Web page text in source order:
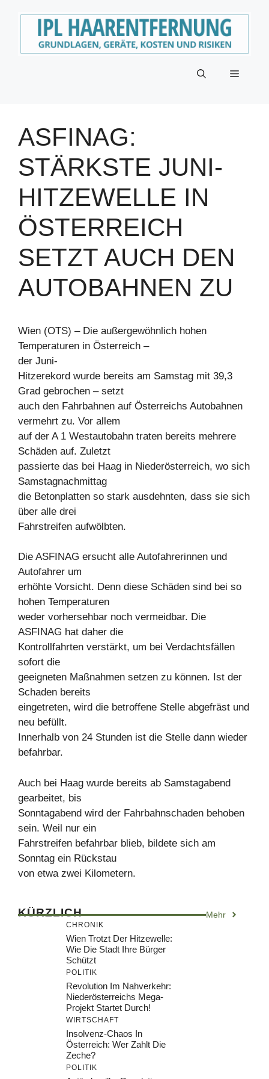
Menü
ASFINAG:
STÄRKSTE JUNI-
HITZEWELLE IN
ÖSTERREICH
SETZT AUCH DEN
AUTOBAHNEN ZU
Wien (OTS) – Die außergewöhnlich hohen
Temperaturen in Österreich –
der Juni-
Hitzerekord wurde bereits am Samstag mit 39,3
Grad gebrochen – setzt
auch den Fahrbahnen auf Österreichs Autobahnen
vermehrt zu. Vor allem
auf der A 1 Westautobahn traten bereits mehrere
Schäden auf. Zuletzt
passierte das bei Haag in Niederösterreich, wo sich
Samstagnachmittag
die Betonplatten so stark ausdehnten, dass sie sich
über alle drei
Fahrstreifen aufwölbten.
Die ASFINAG ersucht alle Autofahrerinnen und
Autofahrer um
erhöhte Vorsicht. Denn diese Schäden sind bei so
hohen Temperaturen
weder vorhersehbar noch vermeidbar. Die
ASFINAG hat daher die
Kontrollfahrten verstärkt, um bei Verdachtsfällen
sofort die
geeigneten Maßnahmen setzen zu können. Ist der
Schaden bereits
eingetreten, wird die betroffene Stelle abgefräst und
neu befüllt.
Innerhalb von 24 Stunden ist die Stelle dann wieder
befahrbar.
Auch bei Haag wurde bereits ab Samstagabend
gearbeitet, bis
Sonntagabend wird der Fahrbahnschaden behoben
sein. Weil nur ein
Fahrstreifen befahrbar blieb, bildete sich am
Sonntag ein Rückstau
von etwa zwei Kilometern.
KÜRZLICH Mehr
CHRONIK
Wien Trotzt Der Hitzewelle:
Wie Die Stadt Ihre Bürger
Schützt
POLITIK
Revolution Im Nahverkehr:
Niederösterreichs Mega-
Projekt Startet Durch!
WIRTSCHAFT
Insolvenz-Chaos In
Österreich: Wer Zahlt Die
Zeche?
POLITIK